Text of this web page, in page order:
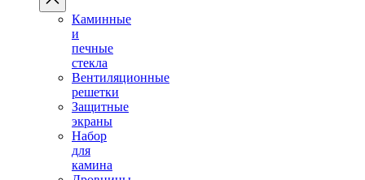
Каминные
и
печные
стекла
Вентиляционные
решетки
Защитные
экраны
Набор
для
камина